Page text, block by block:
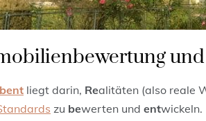
liegt darin, Realitäten (also reale
zu bewerten und entwickeln.